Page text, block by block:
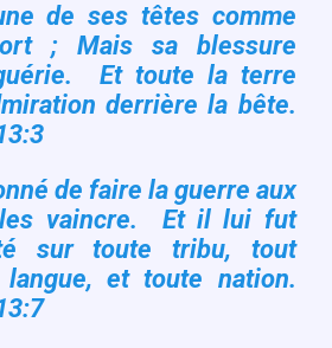
de ses têtes comme
; Mais sa blessure
Et toute la terre
derrière la bête.
de faire la guerre aux
vaincre. Et il lui fut
sur toute tribu, tout
et toute nation.